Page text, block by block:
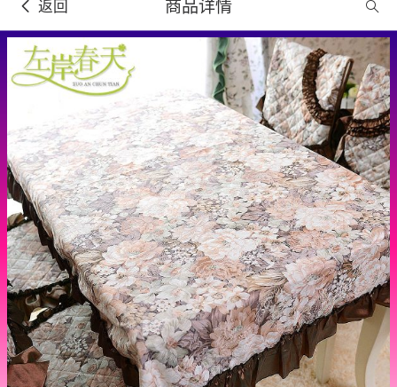
返回 商品详情